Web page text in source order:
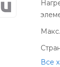
Все